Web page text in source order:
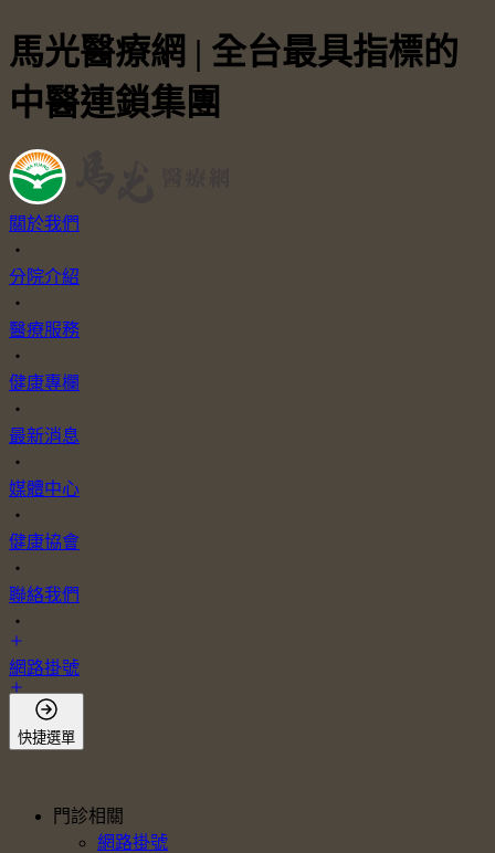
馬光醫療網 | 全台最具指標的
中醫連鎖集團
關於我們
・
分院介紹
・
醫療服務
・
健康專欄
・
最新消息
・
媒體中心
・
健康協會
・
聯絡我們
・
網路掛號
會員登入
快捷選單
門診相關
網路掛號